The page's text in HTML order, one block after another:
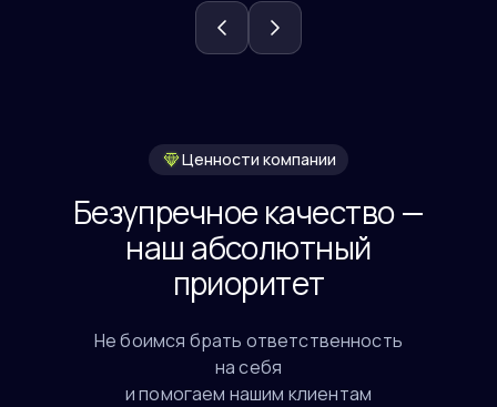
Ценности компании
Безупречное качество —
наш абсолютный
приоритет
Не боимся брать ответственность
на себя
и помогаем нашим клиентам